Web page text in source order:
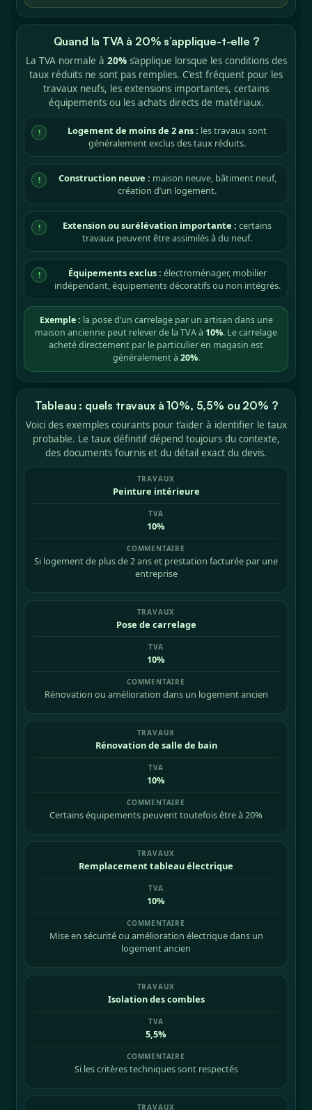
Quand la TVA à 20% s’applique-t-elle ?
La TVA normale à 20%s’applique lorsque les conditions des
taux réduits ne sont pas remplies. C’est fréquent pour les
travaux neufs, les extensions importantes, certains
équipements ou les achats directs de matériaux.
! Logement de moins de 2 ans : les travaux sont
généralement exclus des taux réduits.
! Construction neuve : maison neuve, bâtiment neuf,
création d’un logement.
! Extension ou surélévation importante : certains
travaux peuvent être assimilés à du neuf.
! Équipements exclus : électroménager, mobilier
indépendant, équipements décoratifs ou non intégrés.
Exemple : la pose d’un carrelage par un artisan dans une
maison ancienne peut relever de la TVA à 10%. Le carrelage
acheté directement par le particulier en magasin est
généralement à 20%.
Tableau : quels travaux à 10%, 5,5% ou 20% ?
Voici des exemples courants pour t’aider à identifier le taux
probable. Le taux définitif dépend toujours du contexte,
des documents fournis et du détail exact du devis.
Peinture intérieure
10%
Si logement de plus de 2 ans et prestation facturée par une
entreprise
Pose de carrelage
10%
Rénovation ou amélioration dans un logement ancien
Rénovation de salle de bain
10%
Certains équipements peuvent toutefois être à 20%
Remplacement tableau électrique
10%
Mise en sécurité ou amélioration électrique dans un
logement ancien
Isolation des combles
5,5%
Si les critères techniques sont respectés